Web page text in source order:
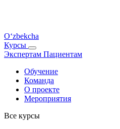
O‘zbekcha
Курсы
Экспертам Пациентам
Обучение
Команда
О проекте
Мероприятия
Все курсы